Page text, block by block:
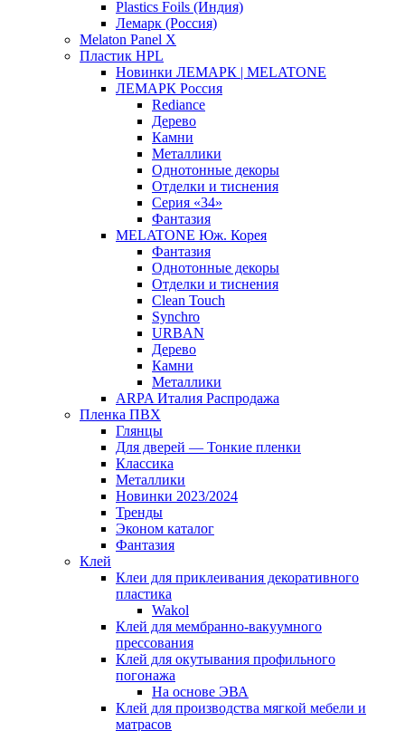
Plastics Foils (Индия)
Лемарк (Россия)
Melaton Panel X
Пластик HPL
Новинки ЛЕМАРК | MELATONE
ЛЕМАРК Россия
Rediance
Дерево
Камни
Металлики
Однотонные декоры
Отделки и тиснения
Серия «34»
Фантазия
MELATONE Юж. Корея
Фантазия
Однотонные декоры
Отделки и тиснения
Clean Touch
Synchro
URBAN
Дерево
Камни
Металлики
ARPA Италия Распродажа
Пленка ПВХ
Глянцы
Для дверей — Тонкие пленки
Классика
Металлики
Новинки 2023/2024
Тренды
Эконом каталог
Фантазия
Клей
Клеи для приклеивания декоративного
пластика
Wakol
Клей для мембранно-вакуумного
прессования
Клей для окутывания профильного
погонажа
На основе ЭВА
Клей для производства мягкой мебели и
матрасов